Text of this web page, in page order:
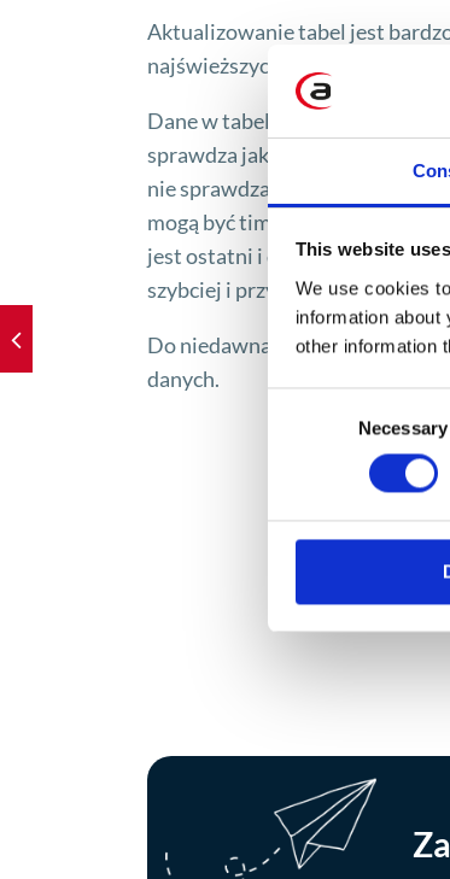
This website
We use cookies
information
other information
Necessary
Aktualizowanie tabel jest
najświeższych danych.
Dane w tabelach można
sprawdza jakie rekordy są już w
nie sprawdza całej zawartości
mogą być timestampy (znacznik
jest ostatni i dodaje do tabeli
szybciej i przy mniejszym
Do niedawna mechanizm ten
danych.